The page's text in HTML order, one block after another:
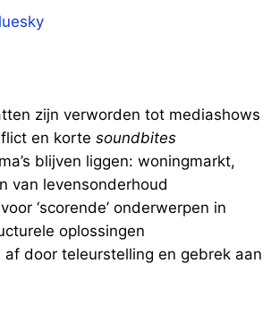
zijn verworden tot mediashows
en korte soundbites
blijven liggen: woningmarkt,
van levensonderhoud
‘scorende’ onderwerpen in
oplossingen
af door teleurstelling en gebrek aan